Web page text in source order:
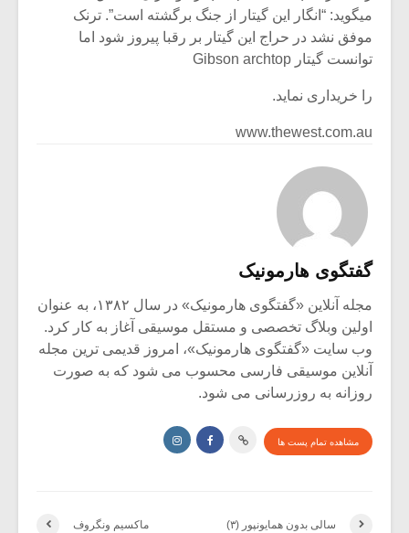
میگوید: “انگار این گیتار از جنگ برگشته است”. ترنک
موفق نشد در حراج این گیتار بر رقبا پیروز شود اما
توانست گیتار Gibson archtop
را خریداری نماید.
www.thewest.com.au
گفتگوی هارمونیک
مجله آنلاین «گفتگوی هارمونیک» در سال ۱۳۸۲، به عنوان
اولین وبلاگ تخصصی و مستقل موسیقی آغاز به کار کرد.
وب سایت «گفتگوی هارمونیک»، امروز قدیمی ترین مجله
آنلاین موسیقی فارسی محسوب می شود که به صورت
روزانه به روزرسانی می شود.
مشاهده تمام پست ها
ماکسیم ونگروف سالی بدون همایونپور (۳)